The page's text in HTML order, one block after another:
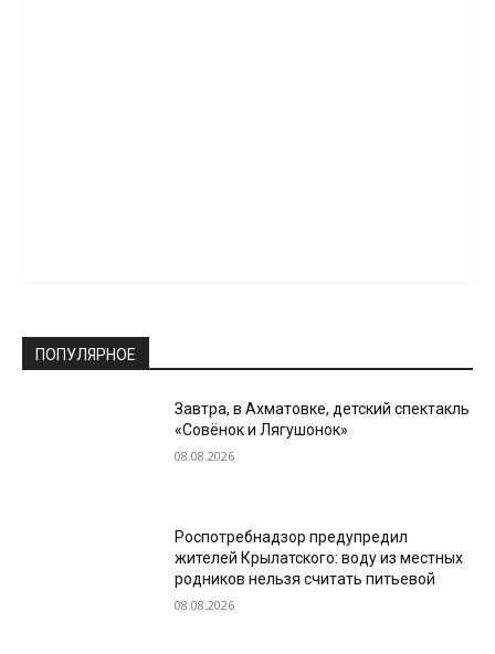
ПОПУЛЯРНОЕ
Завтра, в Ахматовке, детский спектакль
«Совёнок и Лягушонок»
08.08.2026
Роспотребнадзор предупредил
жителей Крылатского: воду из местных
родников нельзя считать питьевой
08.08.2026